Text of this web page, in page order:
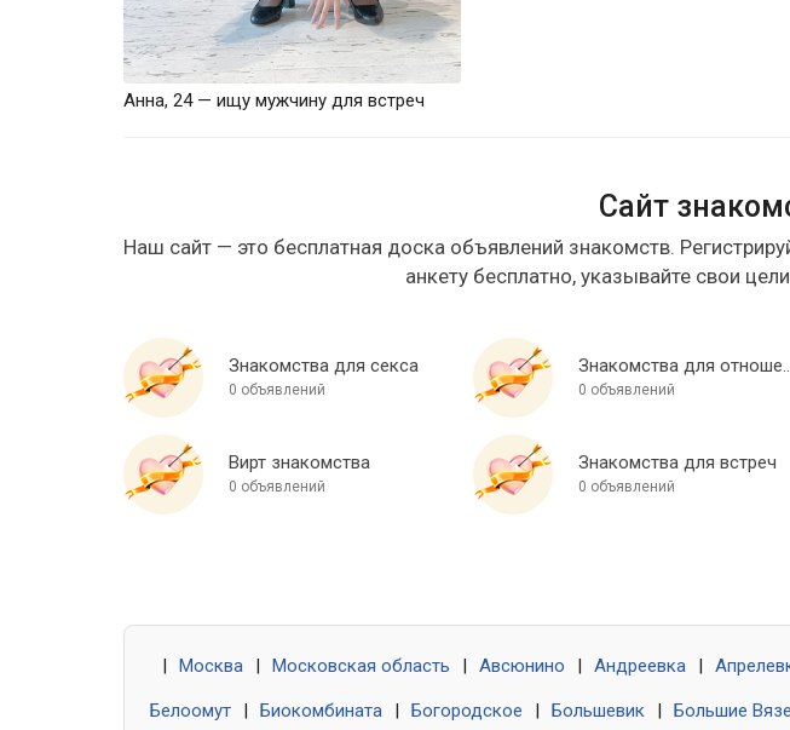
Анна, 24 — ищу мужчину для встреч
Сайт
Наш сайт — это бесплатная доска объявлений знакомств.
анкету бесплатно, указывайте свои
Знакомства для секса
0 объявлений 0 объявлений
Вирт знакомства
0 объявлений
Знакомства для встреч
0 объявлений
Москва Московская область Авсюнино Андреевка
Белоомут Биокомбината Богородское Большевик Большие